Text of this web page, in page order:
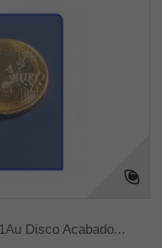
Disco Acabado...